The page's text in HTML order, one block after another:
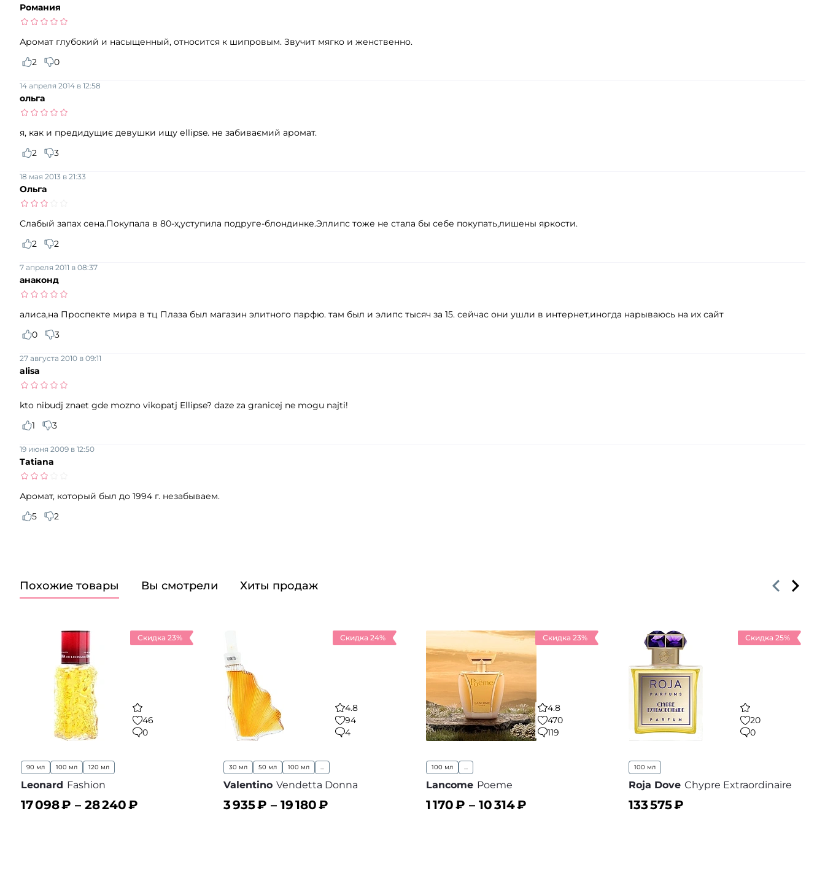
Романия
Аромат глубокий и насыщенный, относится к шипровым. Звучит мягко и женственно.
2
0
ольга
14 апреля 2014 в 12:58
я, как и предидущиє девушки ищу еllipse. не забиваємий аромат.
2
3
Ольга
18 мая 2013 в 21:33
Слабый запах сена.Покупала в 80-х,уступила подруге-блондинке.Эллипс тоже не стала бы себе покупать,лишены яркости.
2
2
анаконд
7 апреля 2011 в 08:37
алиса,на Проспекте мира в тц Плаза был магазин элитного парфю. там был и элипс тысяч за 15. сейчас они ушли в интернет,иногда нарываюсь на их сайт
0
3
alisa
27 августа 2010 в 09:11
kto nibudj znaet gde mozno vikopatj Ellipse? daze za granicej ne mogu najti!
1
3
Tatiana
19 июня 2009 в 12:50
Аромат, который был до 1994 г. незабываем.
5
2
Похожие товары Вы смотрели Хиты продаж
Скидка 23%
46
0
90 мл 100 мл 120 мл
Leonard Fashion
17 098₽ – 28 240₽
Скидка 24%
4.8
94
4
30 мл 50 мл 100 мл ...
Valentino Vendetta Donna
3 935₽ – 19 180₽
Скидка 23%
4.8
470
119
100 мл ...
Lancome Poeme
1 170₽ – 10 314₽
Скидка 25%
20
0
100 мл
Roja Dove Chypre Extraordinaire
133 575₽